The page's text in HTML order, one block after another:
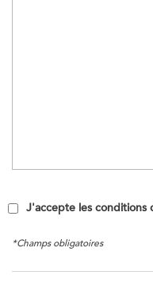
J'accepte les conditions
*Champs obligatoires